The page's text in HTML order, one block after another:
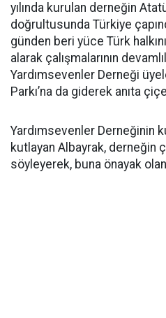
yılında kurulan derneğin
doğrultusunda Türkiye
günden beri yüce Türk
alarak çalışmalarının
Yardımsevenler Derneği
Parkı’na da giderek anıta
Yardımsevenler Derneğinin
kutlayan Albayrak, derneğin
söyleyerek, buna önayak